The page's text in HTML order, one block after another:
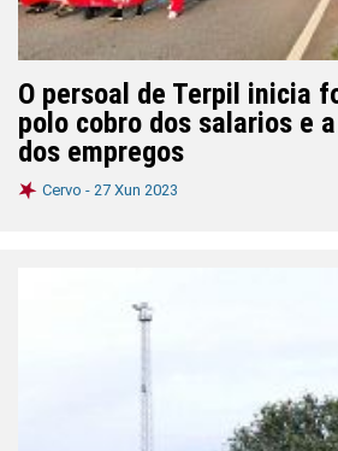
O persoal de Terpil inicia
polo cobro dos salarios e
dos empregos
Cervo - 27 Xun 2023